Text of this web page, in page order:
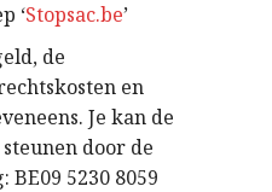
‘Stopsac.be’
de
en
Je kan de
steunen door de
5230 8059